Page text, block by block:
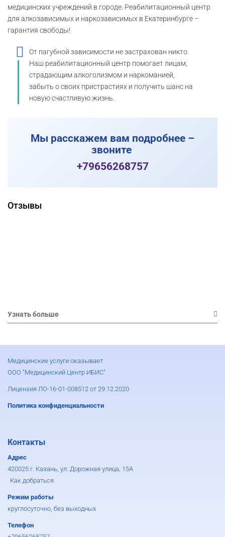
медицинских учреждений в городе. Реабилитационный центр
для алкозависимых и наркозависимых в Екатеринбурге –
гарантия свободы!
От пагубной зависимости не застрахован никто.
Наш реабилитационный центр помогает лицам,
страдающим алкоголизмом и наркоманией,
забыть о своих пристрастиях и получить шанс на
новую счастливую жизнь.
Мы расскажем вам подробнее –
звоните
+79656268757
Отзывы
Узнать больше
Медицинские услуги оказывает
ООО "Медицинский Центр ИБИС"
Лицензия ЛО-16-01-008512 от 29.12.2020
Политика конфиденциальности
Контакты
Адрес
420025 г. Казань, ул. Дорожная улица, 15А
Как добраться
Режим работы
круглосуточно, без выходных
Телефон